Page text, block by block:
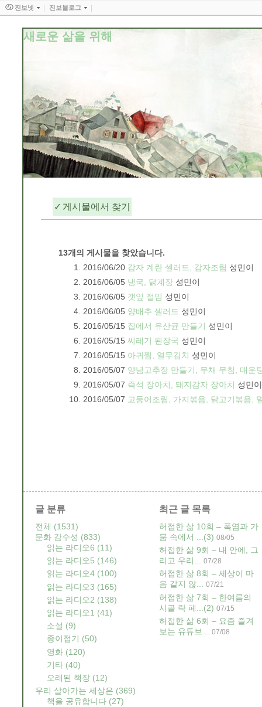
새로운 삶을 위해
게시물에서 찾기
13개의 게시물을 찾았습니다.
2016/06/20 감자 계란 셀러드, 감자조림 성민이
2016/06/05 냉국, 닭계장 성민이
2016/06/05 갯잎 절임 성민이
2016/06/05 양배추 셀러드 성민이
2016/05/15 집에서 유산균 만들기 성민이
2016/05/15 씨레기 된장국 성민이
2016/05/15 아귀찜, 열무김치 성민이
2016/05/07 양념고추장 만들기, 무채 무침, 매운
2016/05/07 즉석 장아치, 돼지감자 장아치 성민이
2016/05/07 고등어조림, 가지볶음, 닭고기볶음,
글 분류
전체 (1531)
문화 감수성 (833)
읽는 라디오6 (11)
읽는 라디오5 (146)
읽는 라디오4 (100)
읽는 라디오3 (165)
읽는 라디오2 (138)
읽는 라디오1 (41)
소설 (9)
종이접기 (50)
영화 (120)
기타 (40)
오래된 책장 (12)
우리 살아가는 세상은 (369)
책을 공유합니다 (27)
최근 글 목록
허접한 삶 10회 – 폭염과 가
뭄 속에서 ... (3) 08/05
허접한 삶 9회 – 내 안에, 그
리고 우리...
07/28
허접한 삶 8회 – 세상이 마
음 같지 않... 07/21
허접한 삶 7회 – 한여름의
시골 락 페... (2) 07/15
허접한 삶 6회 – 요즘 즐겨
보는 유튜브...
07/08
진보넷 진보블로그